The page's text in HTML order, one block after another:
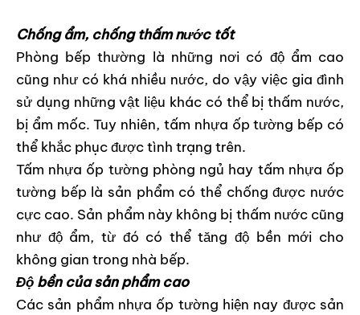
Chống ẩm, chống thấm nước tốt
Phòng bếp thường là những nơi có độ ẩm cao
cũng như có khá nhiều nước, do vậy việc gia đình
sử dụng những vật liệu khác có thể bị thấm nước,
bị ẩm mốc. Tuy nhiên, tấm nhựa ốp tường bếp có
thể khắc phục được tình trạng trên.
Tấm nhựa ốp tường phòng ngủ hay tấm nhựa ốp
tường bếp là sản phẩm có thể chống được nước
cực cao. Sản phẩm này không bị thấm nước cũng
như độ ẩm, từ đó có thể tăng độ bền mới cho
không gian trong nhà bếp.
Độ bền của sản phẩm cao
Các sản phẩm nhựa ốp tường hiện nay được sản